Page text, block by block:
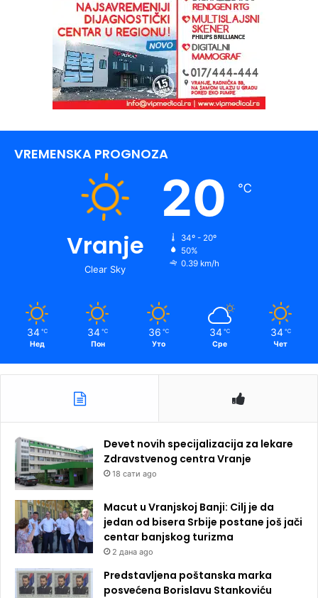
VREMENSKA PROGNOZA
Vranje
Clear Sky
20 ℃
34º - 20º
50%
0.39 km/h
34 ℃
Нед
34 ℃
Пон
36 ℃
Уто
34 ℃
Сре
34 ℃
Чет
Devet novih specijalizacija za lekare
Zdravstvenog centra Vranje
18 сати ago
Macut u Vranjskoj Banji: Cilj je da
jedan od bisera Srbije postane još jači
centar banjskog turizma
2 дана ago
Predstavljena poštanska marka
posvećena Borislavu Stankoviću